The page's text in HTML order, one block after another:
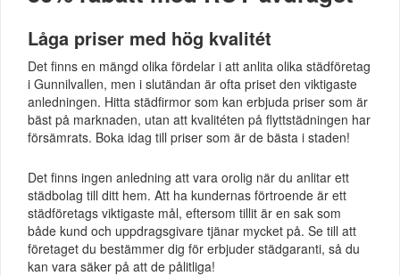
Låga priser med hög kvalitét
Det finns en mängd olika fördelar i att anlita olika städföretag
i Gunnilvallen, men i slutändan är ofta priset den viktigaste
anledningen. Hitta städfirmor som kan erbjuda priser som är
bäst på marknaden, utan att kvalitéten på flyttstädningen har
försämrats. Boka idag till priser som är de bästa i staden!
Det finns ingen anledning att vara orolig när du anlitar ett
städbolag till ditt hem. Att ha kundernas förtroende är ett
städföretags viktigaste mål, eftersom tillit är en sak som
både kund och uppdragsgivare tjänar mycket på. Se till att
företaget du bestämmer dig för erbjuder städgaranti, så du
kan vara säker på att de pålitliga!